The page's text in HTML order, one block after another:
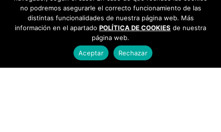
no podremos asegurarle el correcto funcionamiento de las
distintas funcionalidades de nuestra página web. Más
información en el apartado POLÍTICA DE COOKIES de nuestra
página web.
Aceptar
Rechazar